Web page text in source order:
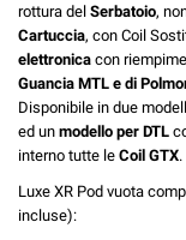
rottura del Serbatoio,
Cartuccia, con Coil
elettronica con
Guancia MTL e di
Disponibile in due
ed un modello per DTL
interno tutte le Coil GTX.
Luxe XR Pod vuota
incluse):